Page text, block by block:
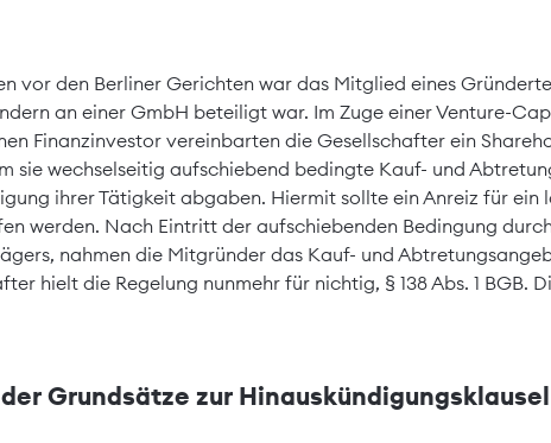
vor den Berliner Gerichten war das Mitglied eines
an einer GmbH beteiligt war. Im Zuge einer Venture-
Finanzinvestor vereinbarten die Gesellschafter ein
sie wechselseitig aufschiebend bedingte Kauf- und
ihrer Tätigkeit abgaben. Hiermit sollte ein Anreiz für ein
werden. Nach Eintritt der aufschiebenden Bedingung
nahmen die Mitgründer das Kauf- und
hielt die Regelung nunmehr für nichtig, § 138 Abs. 1 BGB.
Grundsätze zur Hinauskündigungsklausel